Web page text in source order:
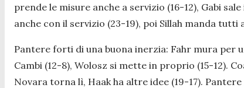
prende le misure anche a servizio (16-12), Gabi
anche con il servizio (23-19), poi Sillah manda tutti
Pantere forti di una buona inerzia: Fahr mura per
Cambi (12-8), Wolosz si mette in proprio (15-12).
Novara torna lì, Haak ha altre idee (19-17).